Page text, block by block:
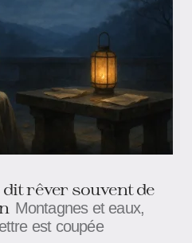
dit rêver souvent de
Montagnes et eaux,
est coupée